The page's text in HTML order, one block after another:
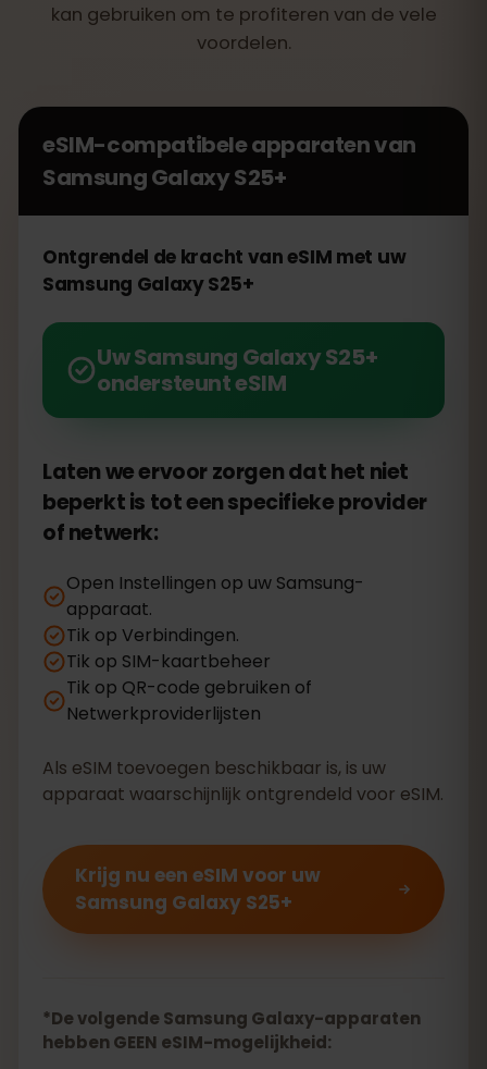
kan gebruiken om te profiteren van de vele
voordelen.
eSIM-compatibele apparaten van
Samsung Galaxy S25+
Ontgrendel de kracht van eSIM met uw
Samsung Galaxy S25+
Uw Samsung Galaxy S25+
ondersteunt eSIM
Laten we ervoor zorgen dat het niet
beperkt is tot een specifieke provider
of netwerk:
Open Instellingen op uw Samsung-
apparaat.
Tik op Verbindingen.
Tik op SIM-kaartbeheer
Tik op QR-code gebruiken of
Netwerkproviderlijsten
Als eSIM toevoegen beschikbaar is, is uw
apparaat waarschijnlijk ontgrendeld voor eSIM.
Krijg nu een eSIM voor uw
Samsung Galaxy S25+
*De volgende Samsung Galaxy-apparaten
hebben GEEN eSIM-mogelijkheid: